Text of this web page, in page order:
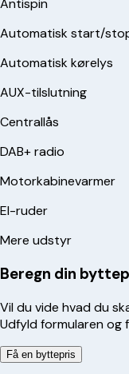
Antispin
Automatisk start/
Automatisk kørelys
AUX-tilslutning
Centrallås
DAB+ radio
Motorkabinevarmer
El-ruder
Mere udstyr
Beregn din
Vil du vide hvad du
Udfyld formularen og
Få en byttepris